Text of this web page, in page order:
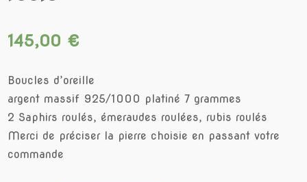
145,00 €
Boucles d’oreille
argent massif 925/1000 platiné 7 grammes
2 Saphirs roulés, émeraudes roulées, rubis roulés
Merci de préciser la pierre choisie en passant votre
commande